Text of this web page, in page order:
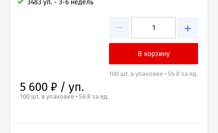
3483 уп. - 3-6 недель
− +
100 шт. в упаковке • 56 ₽ за ед.
5 600 ₽ / уп.
100 шт. в упаковке • 56 ₽ за ед.